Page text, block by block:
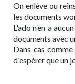
On enlève ou
les documents
L'ado n'en a
documents avec
Dans cas
d'espérer que un